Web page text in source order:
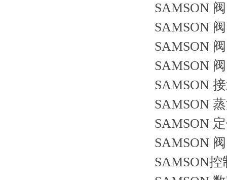
SAMSON
SAMSON
SAMSON
SAMSON
SAMSON
SAMSON
SAMSON
SAMSON
SAMSON